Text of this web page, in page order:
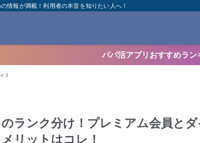
情報が満載！利用者の本音を知りたい人へ！
パパ活アプリおすすめラン
ランク分け！プレミアム会員と
リットはコレ！